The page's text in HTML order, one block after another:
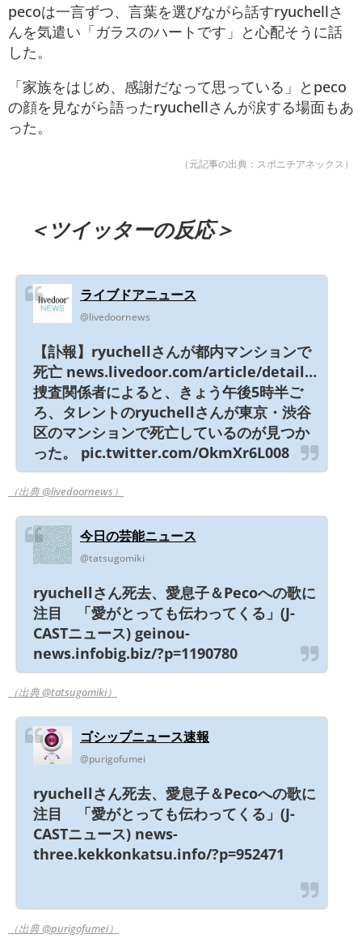
pecoは一言ずつ、言葉を選びながら話すryuchellさ
んを気遣い「ガラスのハートです」と心配そうに話
した。
「家族をはじめ、感謝だなって思っている」とpeco
の顔を見ながら語ったryuchellさんが涙する場面もあ
った。
（元記事の出典：スポニチアネックス）
＜ツイッターの反応＞
ライブドアニュース
@livedoornews
【訃報】ryuchellさんが都内マンションで
死亡 news.livedoor.com/article/detail…
捜査関係者によると、きょう午後5時半ご
ろ、タレントのryuchellさんが東京・渋谷
区のマンションで死亡しているのが見つか
った。 pic.twitter.com/OkmXr6L008
（出典 @livedoornews）
今日の芸能ニュース
@tatsugomiki
ryuchellさん死去、愛息子＆Pecoへの歌に
注目 「愛がとっても伝わってくる」(J-
CASTニュース) geinou-
news.infobig.biz/?p=1190780
（出典 @tatsugomiki）
ゴシップニュース速報
@purigofumei
ryuchellさん死去、愛息子＆Pecoへの歌に
注目 「愛がとっても伝わってくる」(J-
CASTニュース) news-
three.kekkonkatsu.info/?p=952471
（出典 @purigofumei）